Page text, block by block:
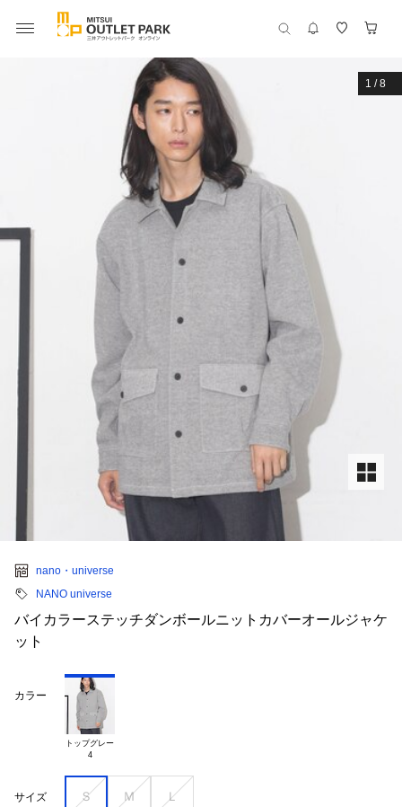
1 /8
nano・universe
NANO universe
バイカラーステッチダンボールニットカバーオールジャケ
ット
カラー
トップグレー
4
サイズ Ｓ Ｍ Ｌ